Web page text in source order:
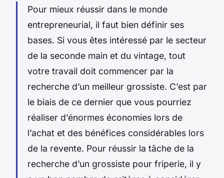
Pour mieux réussir dans le monde
entrepreneurial, il faut bien définir ses
bases. Si vous êtes intéressé par le secteur
de la seconde main et du vintage, tout
votre travail doit commencer par la
recherche d’un meilleur grossiste. C’est par
le biais de ce dernier que vous pourriez
réaliser d’énormes économies lors de
l’achat et des bénéfices considérables lors
de la revente. Pour réussir la tâche de la
recherche d’un grossiste pour friperie, il y